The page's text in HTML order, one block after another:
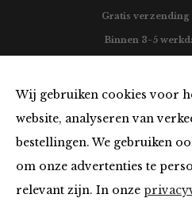
Wij gebruiken cookies voor
website, analyseren van
bestellingen. We gebruiken
om onze advertenties te
relevant zijn. In onze
Gratis verzending
Binnen 3-5
Jurken en Rokken